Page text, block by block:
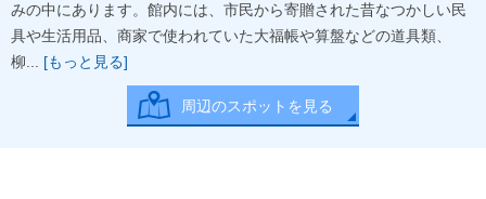
みの中にあります。館内には、市民から寄贈された昔なつかしい民
具や生活用品、商家で使われていた大福帳や算盤などの道具類、
柳... [もっと見る]
周辺のスポットを見る